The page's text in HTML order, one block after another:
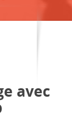
avec